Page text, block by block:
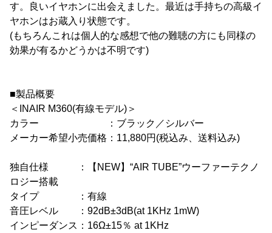
す。良いイヤホンに出会えました。最近は手持ちの高級イ
ヤホンはお蔵入り状態です。
(もちろんこれは個人的な感想で他の難聴の方にも同様の
効果が有るかどうかは不明です)
■製品概要
＜INAIR M360(有線モデル)＞
カラー ：ブラック／シルバー
メーカー希望小売価格：11,880円(税込み、送料込み)
独自仕様 ：【NEW】“AIR TUBE”ウーファーテクノ
ロジー搭載
タイプ ：有線
音圧レベル ：92dB±3dB(at 1KHz 1mW)
インピーダンス：16Ω±15％ at 1KHz